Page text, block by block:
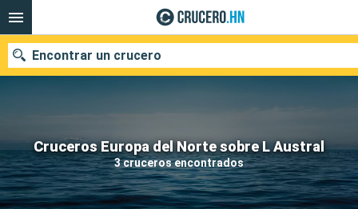
Cruceros Europa del Norte sobre L Austral
3 cruceros encontrados
Encontrar un crucero
Nuestros destinos
Fecha de salida